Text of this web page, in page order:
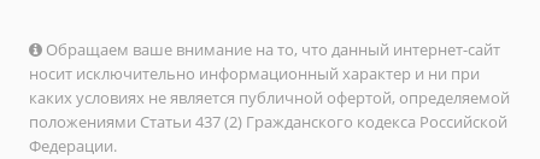
Обращаем ваше внимание на то, что данный интернет-сайт
носит исключительно информационный характер и ни при
каких условиях не является публичной офертой, определяемой
положениями Статьи 437 (2) Гражданского кодекса Российской
Федерации.